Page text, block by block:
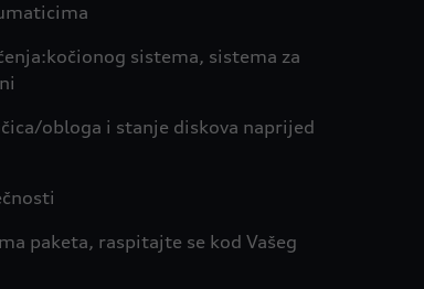
sistema, sistema za
obloga i stanje diskova naprijed
paketa, raspitajte se kod Vašeg